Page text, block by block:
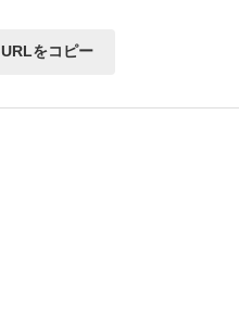
URLをコピー